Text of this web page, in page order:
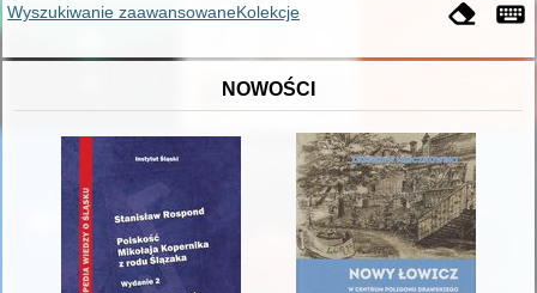
Wyszukiwanie zaawansowaneKolekcje
NOWOŚCI